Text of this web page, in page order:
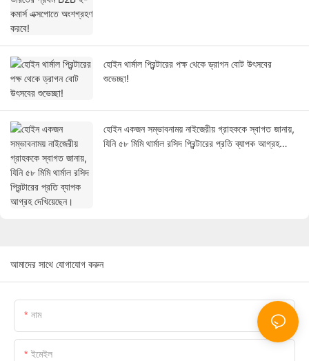
হোইন থার্মাল প্রিন্টারের পক্ষ থেকে ড্রাগন বোট উৎসবের
শুভেচ্ছা!
হোইন একজন সম্ভাবনাময় নাইজেরীয় গ্রাহককে স্বাগত জানায়,
যিনি ৫৮ মিমি থার্মাল রসিদ প্রিন্টারের প্রতি ব্যাপক আগ্রহ
আমাদের সাথে যোগাযোগ করুন
নাম
ইমেইল